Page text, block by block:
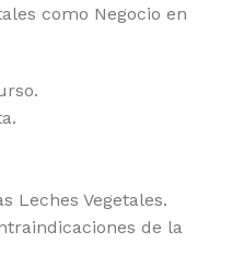
como Negocio en
Leches Vegetales.
de la